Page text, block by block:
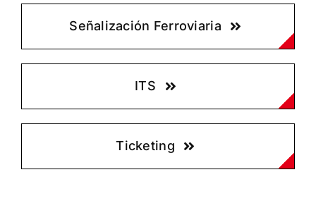
Señalización Ferroviaria
ITS
Ticketing